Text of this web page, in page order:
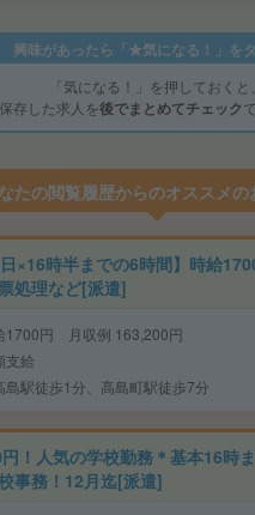
興味があったら「★気になる！」を
「気になる！」を押しておくと、
保存した求人を後でまとめてチェック
たの閲覧履歴からのオススメの
日×16時半までの6時間】時給
処理など[派遣]
1700円 月収例 163,200円
支給
島駅徒歩1分、高島町駅徒歩7分
！人気の学校勤務＊基本16時
事務！12月迄[派遣]